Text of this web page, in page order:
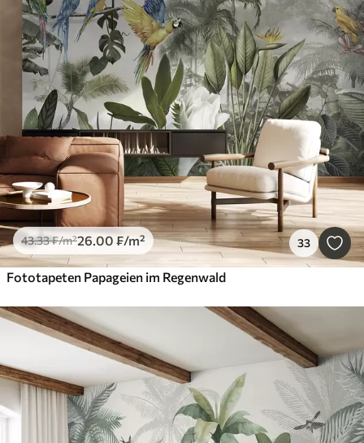
43.33₣/m²26.00 ₣/m² 33
Fototapeten Papageien im Regenwald